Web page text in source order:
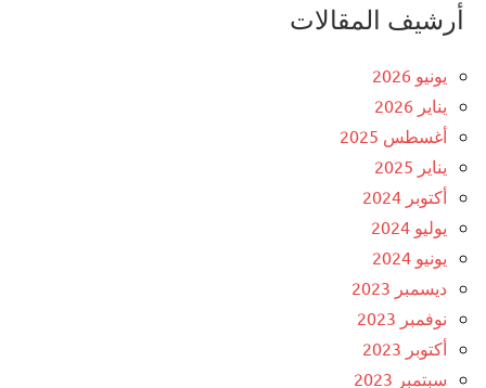
أرشيف المقالات
يونيو 2026
يناير 2026
أغسطس 2025
يناير 2025
أكتوبر 2024
يوليو 2024
يونيو 2024
ديسمبر 2023
نوفمبر 2023
أكتوبر 2023
سبتمبر 2023